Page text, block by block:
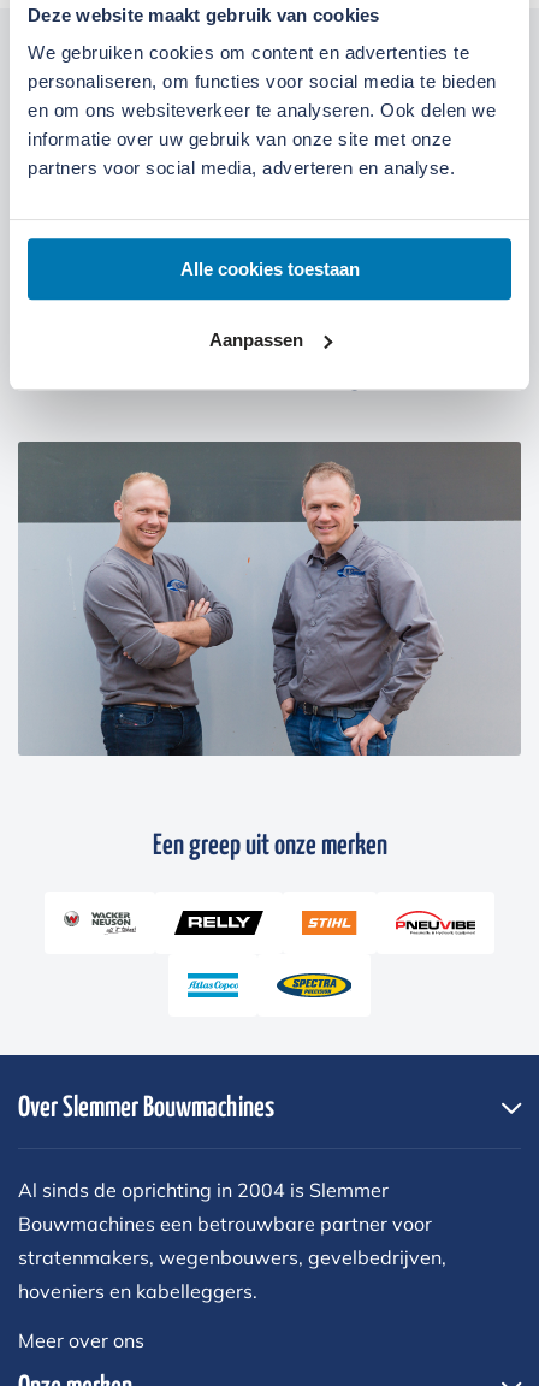
Deze website maakt gebruik van cookies
We gebruiken cookies om content en advertenties te
personaliseren, om functies voor social media te bieden
en om ons websiteverkeer te analyseren. Ook delen we
informatie over uw gebruik van onze site met onze
partners voor social media, adverteren en analyse.
Alle cookies toestaan
Aanpassen
Kom langs bij onze locaties
Locatie Ede Locatie Ruinerwold
Maandag t/m zaterdag open. Bereikbaar via0318-
Bekijk deze locatie.
Een greep uit onze merken
Over Slemmer Bouwmachines
Al sinds de oprichting in 2004 is Slemmer
Bouwmachines een betrouwbare partner voor
stratenmakers, wegenbouwers, gevelbedrijven,
hoveniers en kabelleggers.
Meer over ons